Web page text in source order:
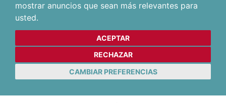
mostrar anuncios que sean más relevantes para
usted.
ACEPTAR
RECHAZAR
CAMBIAR PREFERENCIAS